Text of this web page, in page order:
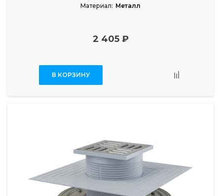
Материал: Металл
2 405 ₽
В КОРЗИНУ